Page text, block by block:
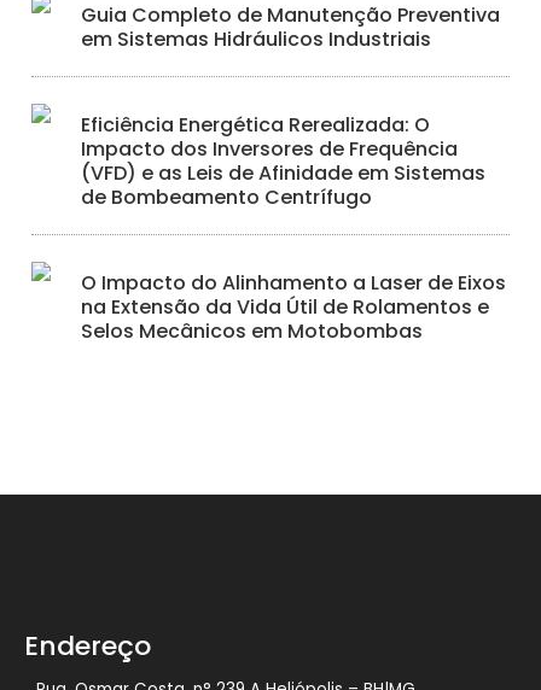
Guia Completo de Manutenção Preventiva
em Sistemas Hidráulicos Industriais
Eficiência Energética Rerealizada: O
Impacto dos Inversores de Frequência
(VFD) e as Leis de Afinidade em Sistemas
de Bombeamento Centrífugo
O Impacto do Alinhamento a Laser de Eixos
na Extensão da Vida Útil de Rolamentos e
Selos Mecânicos em Motobombas
Endereço